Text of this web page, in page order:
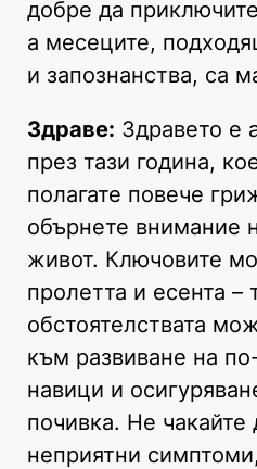
добре да
а месеците,
и запознанства, са
Здраве: Здравето е
през тази година,
полагате повече
обърнете внимание
живот. Ключовите
пролетта и есента –
обстоятелствата
към развиване на
навици и
почивка. Не чакайте
неприятни